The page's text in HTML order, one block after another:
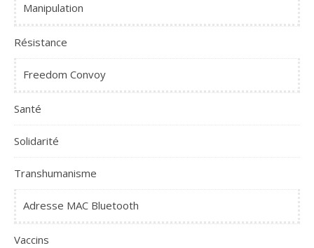
Manipulation
Résistance
Freedom Convoy
Santé
Solidarité
Transhumanisme
Adresse MAC Bluetooth
Vaccins